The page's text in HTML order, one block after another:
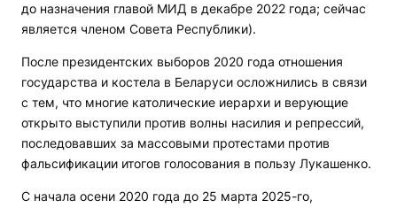
до назначения главой МИД в декабре 2022 года; сейчас
является членом Совета Республики).
После президентских выборов 2020 года отношения
государства и костела в Беларуси осложнились в связи
с тем, что многие католические иерархи и верующие
открыто выступили против волны насилия и репрессий,
последовавших за массовыми протестами против
фальсификации итогов голосования в пользу Лукашенко.
С начала осени 2020 года до 25 марта 2025-го,